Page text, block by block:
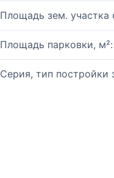
Площадь зем.
Площадь парковки, м²:
Серия, тип постройки